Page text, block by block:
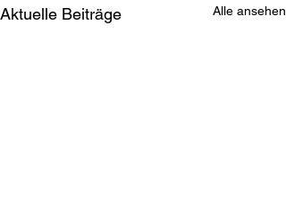
Aktuelle Beiträge Alle ansehen